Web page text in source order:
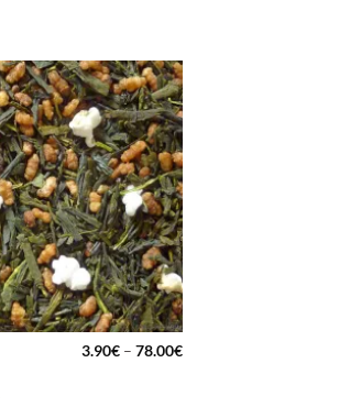
Lisa
lemmikuks
3.90€ – 78.00€Hinnavahemik: